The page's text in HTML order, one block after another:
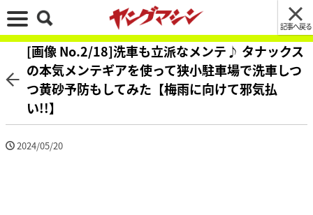
記事へ戻る
[画像 No.2/18]洗車も立派なメンテ♪ タナックス
の本気メンテギアを使って狭小駐車場で洗車しつ
つ黄砂予防もしてみた【梅雨に向けて邪気払
い!!】
2024/05/20